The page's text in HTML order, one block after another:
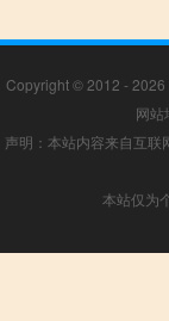
Copyright © 2012 - 2026
网站
声明：本站内容来自互
本站仅为